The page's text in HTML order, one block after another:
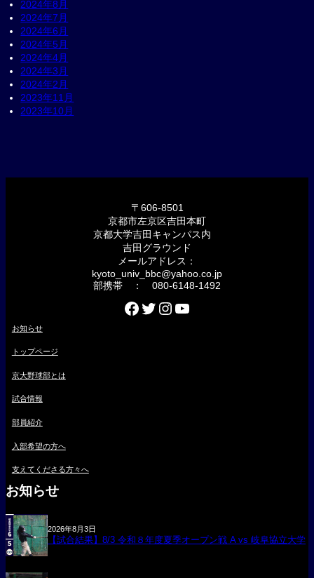
2024年8月
2024年7月
2024年6月
2024年5月
2024年4月
2024年3月
2024年2月
2023年11月
2023年10月
〒606-8501
京都市左京区吉田本町
京都大学吉田キャンパス内
吉田グラウンド
メールアドレス：
kyoto_univ_bbc@yahoo.co.jp
部携帯 ： 080-6148-1492
Facebook Twitter Instagram YouTube
お知らせ
トップページ
京大野球部とは
試合情報
部員紹介
入部希望の方へ
支えてくださる方々へ
お知らせ
2026年8月3日
【試合結果】8/3 令和８年度夏季オープン戦 A vs 岐阜協立大学